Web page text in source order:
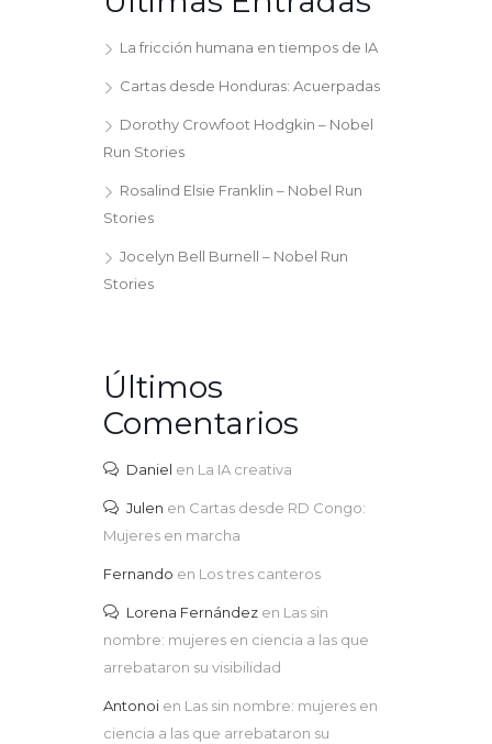
La fricción humana en tiempos de IA
Cartas desde Honduras: Acuerpadas
Dorothy Crowfoot Hodgkin – Nobel
Run Stories
Rosalind Elsie Franklin – Nobel Run
Stories
Jocelyn Bell Burnell – Nobel Run
Stories
Últimos
Comentarios
Daniel en La IA creativa
Julen en Cartas desde RD Congo:
Mujeres en marcha
Fernando en Los tres canteros
Lorena Fernández en Las sin
nombre: mujeres en ciencia a las que
arrebataron su visibilidad
Antonoi en Las sin nombre: mujeres en
ciencia a las que arrebataron su